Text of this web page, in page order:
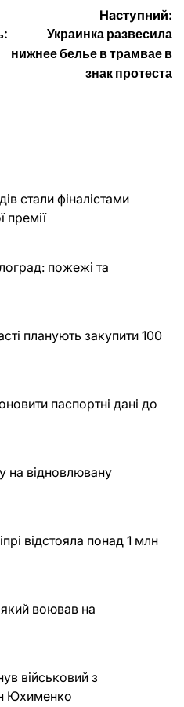
Наступний:
Украинка развесила
нижнее белье в трамвае в
знак протеста
стали фіналістами
премії
пожежі та
планують закупити 100
паспортні дані до
на відновлювану
відстояла понад 1 млн
який воював на
військовий з
Юхименко